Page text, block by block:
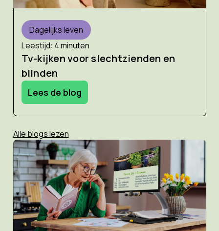
Dagelijks leven
Leestijd: 4 minuten
Tv-kijken voor slechtzienden en
blinden
Lees de blog
Alle blogs lezen